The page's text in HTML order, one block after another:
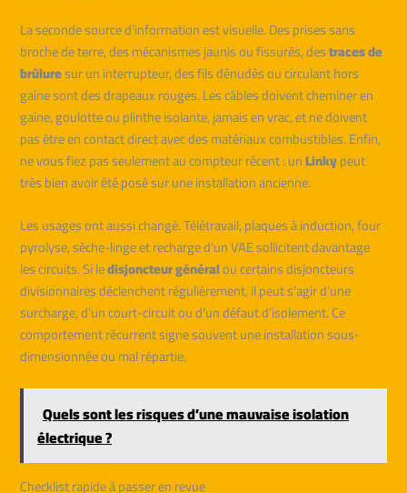
La seconde source d’information est visuelle. Des prises sans
broche de terre, des mécanismes jaunis ou fissurés, destraces de
brûluresur un interrupteur, des fils dénudés ou circulant hors
gaine sont des drapeaux rouges. Les câbles doivent cheminer en
gaine, goulotte ou plinthe isolante, jamais en vrac, et ne doivent
pas être en contact direct avec des matériaux combustibles. Enfin,
ne vous fiez pas seulement au compteur récent : unLinkypeut
très bien avoir été posé sur une installation ancienne.
Les usages ont aussi changé. Télétravail, plaques à induction, four
pyrolyse, sèche-linge et recharge d’un VAE sollicitent davantage
les circuits. Si ledisjoncteur généralou certains disjoncteurs
divisionnaires déclenchent régulièrement, il peut s’agir d’une
surcharge, d’un court-circuit ou d’un défaut d’isolement. Ce
comportement récurrent signe souvent une installation sous-
dimensionnée ou mal répartie.
Quels sont les risques d’une mauvaise isolation
électrique ?
Checklist rapide à passer en revue